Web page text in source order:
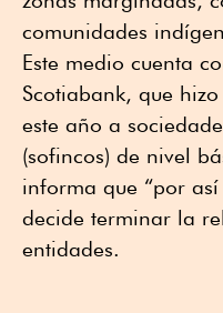
comunidades
Este medio cuenta
Scotiabank, que
este año a
(sofincos) de nivel
informa que “por
decide terminar la
entidades.